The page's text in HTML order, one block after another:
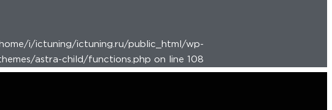
i/ictuning/ictuning.ru/public_html/wp-
astra-child/functions.php on line 108